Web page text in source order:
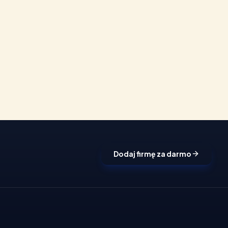
Dodaj firmę za darmo